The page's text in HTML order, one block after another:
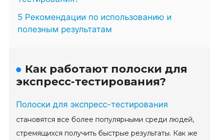
5 Рекомендации по использованию и
полезным результатам
Как работают полоски для
экспресс-тестирования?
Полоски для экспресс-тестирования
становятся все более популярными среди людей,
стремящихся получить быстрые результаты. Как же